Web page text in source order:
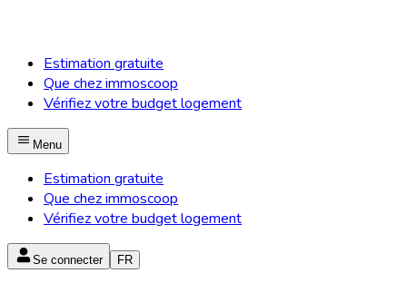
Estimation gratuite
Que chez immoscoop
Vérifiez votre budget logement
Menu
Estimation gratuite
Que chez immoscoop
Vérifiez votre budget logement
Se connecter FR